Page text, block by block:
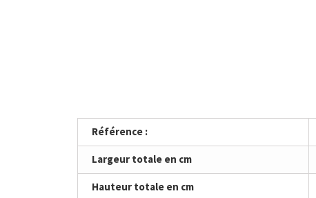
Référence :
Largeur totale en cm
Hauteur totale en cm